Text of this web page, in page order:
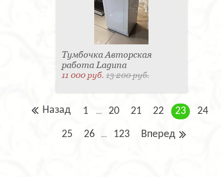
Тумбочка Авторская
работа Laguna
11 000 руб.13 200 руб.
Назад 1 ... 20 21 22 23 24
25 26 ... 123 Вперед